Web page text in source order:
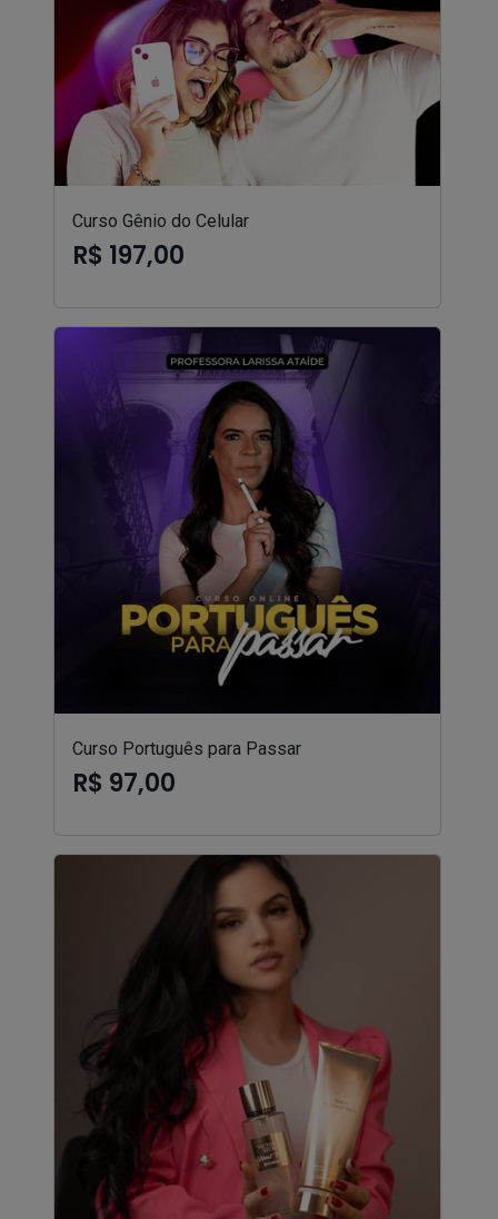
Curso Gênio do Celular
R$ 197,00
Curso Português para Passar
R$ 97,00